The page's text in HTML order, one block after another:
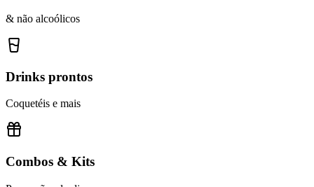
& não alcoólicos
Drinks prontos
Coquetéis e mais
Combos & Kits